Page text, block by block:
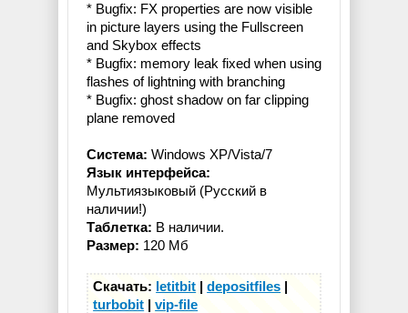
* Bugfix: FX properties are now visible
in picture layers using the Fullscreen
and Skybox effects
* Bugfix: memory leak fixed when using
flashes of lightning with branching
* Bugfix: ghost shadow on far clipping
plane removed
Система: Windows XP/Vista/7
Язык интерфейса:
Мультиязыковый (Русский в
наличии!)
Таблетка: В наличии.
Размер: 120 Мб
Скачать: letitbit |depositfiles |
turbobit |vip-file